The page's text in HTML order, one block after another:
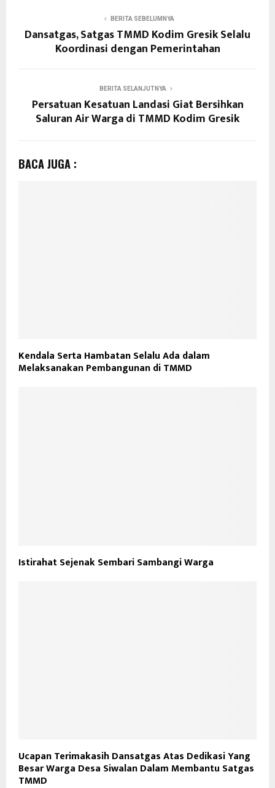
BERITA SEBELUMNYA
Dansatgas, Satgas TMMD Kodim Gresik Selalu
Koordinasi dengan Pemerintahan
BERITA SELANJUTNYA
Persatuan Kesatuan Landasi Giat Bersihkan
Saluran Air Warga di TMMD Kodim Gresik
BACA JUGA :
Kendala Serta Hambatan Selalu Ada dalam
Melaksanakan Pembangunan di TMMD
Istirahat Sejenak Sembari Sambangi Warga
Ucapan Terimakasih Dansatgas Atas Dedikasi Yang
Besar Warga Desa Siwalan Dalam Membantu Satgas
TMMD